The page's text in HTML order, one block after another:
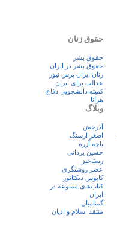
حقوق زنان
حقوق بشر
حقوق بشر در ایران
زنان ايران پرس نيوز
عدالت برای ایران
کمیته دانشجویی دفاع
هرانا
وبلاگ
آذرخش
اصغر ارسنگ
باچه آزره
حسین یزدانی
رستاخیز
عضر روشنگری
کابوس دیکتاتور
کتاب‌های ممنوعه در
ایران
گمنامیان
منتقد اسلام و ادیان